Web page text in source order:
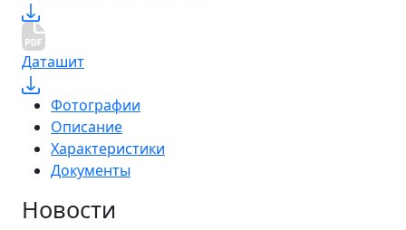
Даташит
Фотографии
Описание
Характеристики
Документы
Новости